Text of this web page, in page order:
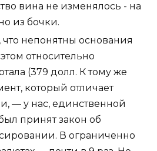
вина не изменялось - на
из бочки.
непонятны основания
относительно
(379 долл. К тому же
который отличает
— у нас, единственной
принят закон об
В ограниченно